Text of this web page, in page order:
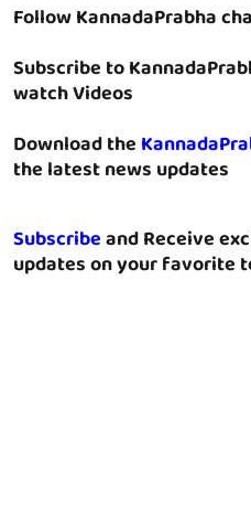
Follow KannadaPrabha
Subscribe to
watch Videos
Download the
the latest news updates
Subscribeand Receive
updates on your favorite